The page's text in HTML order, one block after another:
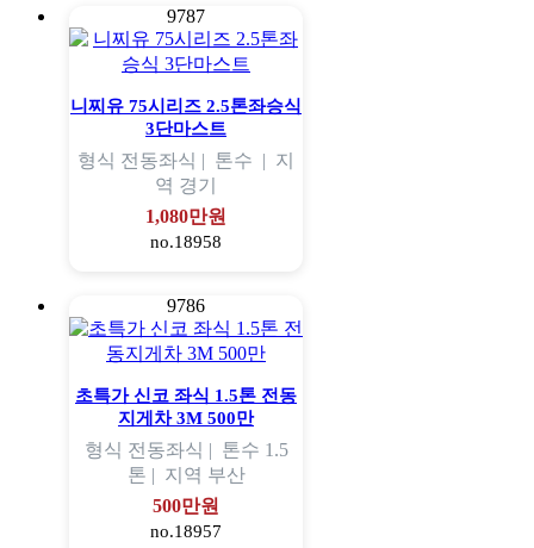
9787
니찌유 75시리즈 2.5톤좌승식
3단마스트
형식 전동좌식 | 톤수 | 지
역 경기
1,080만원
no.18958
9786
초특가 신코 좌식 1.5톤 전동
지게차 3M 500만
형식 전동좌식 | 톤수 1.5
톤 | 지역 부산
500만원
no.18957